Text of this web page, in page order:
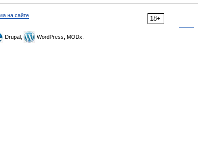
18+
на сайте
Drupal, WordPress, MODx.